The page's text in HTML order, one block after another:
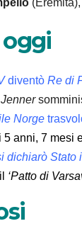
diventò Re di
Norge
5 anni, 7 mesi
dichiarò Stato
‘Patto di